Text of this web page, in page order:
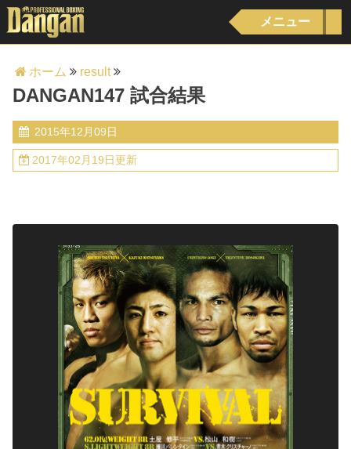
メニュー
ホーム result
DANGAN147 試合結果
2015年12月09日
2017年02月19日更新